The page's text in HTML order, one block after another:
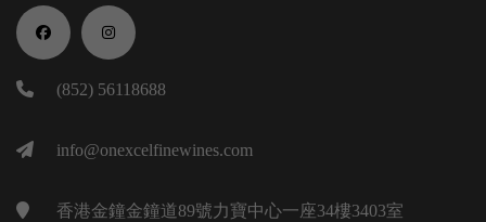
(852) 56118688
info@onexcelfinewines.com
香港金鐘金鐘道89號力寶中心一座34樓3403室